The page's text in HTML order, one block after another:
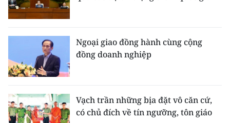
Ngoại giao đồng hành cùng cộng
đồng doanh nghiệp
Vạch trần những bịa đặt vô căn cứ,
có chủ đích về tín ngưỡng, tôn giáo